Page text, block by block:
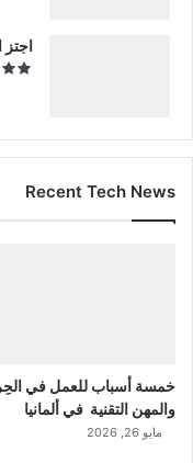
اجتز
Recent Tech News
خمسة أسباب للعمل في
والمهن التقنية في ألمانيا
مايو 26, 2026